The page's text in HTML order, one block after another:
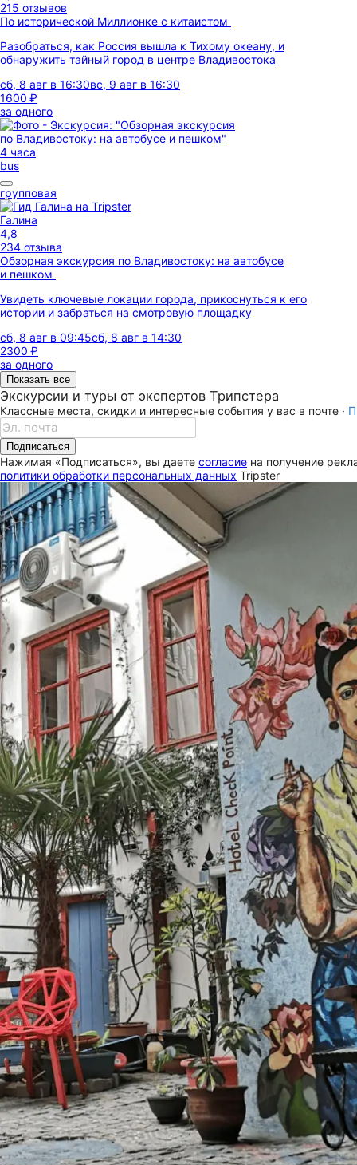
215 отзывов
По исторической Миллионке с китаистом
Разобраться, как Россия вышла к Тихому океану, и
обнаружить тайный город в центре Владивостока
сб, 8 авг в 16:30вс, 9 авг в 16:30
1600 ₽
за одного
4 часа
bus
групповая
Галина
4,8
234 отзыва
Обзорная экскурсия по Владивостоку: на автобусе
и пешком
Увидеть ключевые локации города, прикоснуться к его
истории и забраться на смотровую площадку
сб, 8 авг в 09:45сб, 8 авг в 14:30
2300 ₽
за одного
Показать все
Экскурсии и туры от экспертов Трипстера
Классные места, скидки и интересные события у вас в почте ·
Подписаться
Нажимая «Подписаться», вы даете согласие на получение
политики обработки персональных данных Tripster